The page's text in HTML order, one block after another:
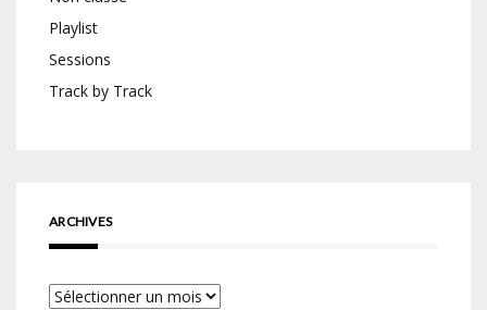
Playlist
Sessions
Track by Track
ARCHIVES
Archives